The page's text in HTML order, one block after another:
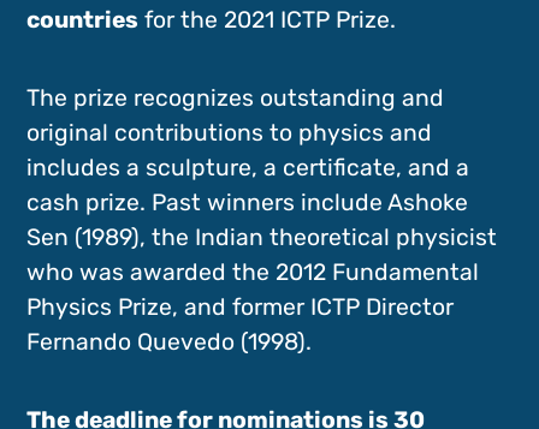
countries for the 2021 ICTP Prize.
The prize recognizes outstanding and
original contributions to physics and
includes a sculpture, a certificate, and a
cash prize. Past winners include Ashoke
Sen (1989), the Indian theoretical physicist
who was awarded the 2012 Fundamental
Physics Prize, and former ICTP Director
Fernando Quevedo (1998).
The deadline for nominations is 30